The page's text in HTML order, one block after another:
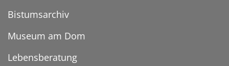
Bistumsarchiv
Museum am Dom
Lebensberatung